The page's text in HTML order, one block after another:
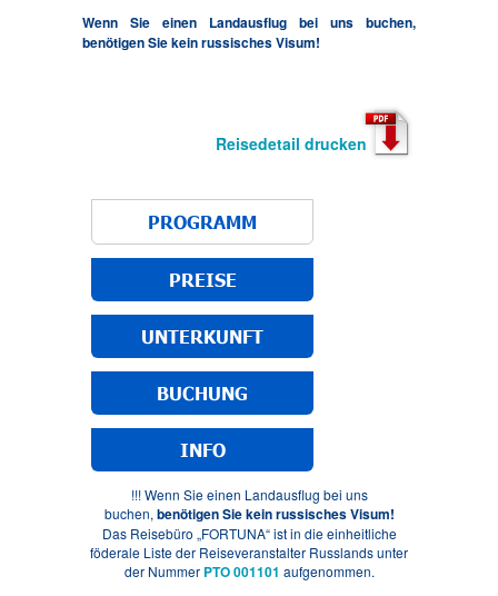
Wenn Sie einen Landausflug bei uns buchen,
benötigen Sie kein russisches Visum!
Reisedetail drucken
PROGRAMM
PREISE
UNTERKUNFT
BUCHUNG
INFO
!!! Wenn Sie einen Landausflug bei uns
buchen, benötigen Sie kein russisches Visum!
Das Reisebüro „FORTUNA“ ist in die einheitliche
föderale Liste der Reiseveranstalter Russlands unter
der Nummer PTO 001101 aufgenommen.